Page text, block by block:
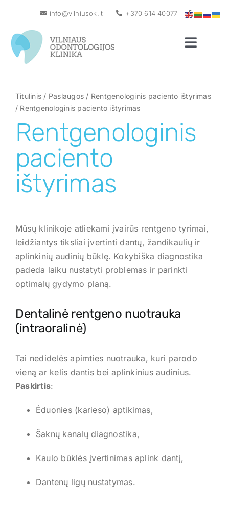
content
info@vilniusok.lt +370 614 40077
Toggle
Pagrindinis
Naujienos
Gydytojai
Paslaugos
Kainos
Kontaktai
REGISTRUOTIS
Titulinis / Paslaugos / Rentgenologinis paciento ištyrimas
/ Rentgenologinis paciento ištyrimas
Rentgenologinis
paciento
ištyrimas
Mūsų klinikoje atliekami įvairūs rentgeno tyrimai,
leidžiantys tiksliai įvertinti dantų, žandikaulių ir
aplinkinių audinių būklę. Kokybiška diagnostika
padeda laiku nustatyti problemas ir parinkti
optimalų gydymo planą.
Dentalinė rentgeno nuotrauka
(intraoralinė)
Tai nedidelės apimties nuotrauka, kuri parodo
vieną ar kelis dantis bei aplinkinius audinius.
Paskirtis:
Ėduonies (karieso) aptikimas,
Šaknų kanalų diagnostika,
Kaulo būklės įvertinimas aplink dantį,
Dantenų ligų nustatymas.